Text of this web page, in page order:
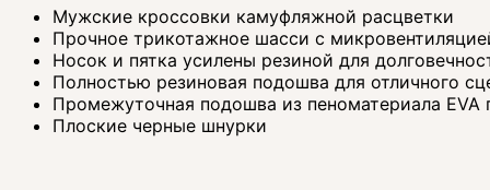
Мужские кроссовки камуфляжной расцветки
Прочное трикотажное шасси с
Носок и пятка усилены резиной для
Полностью резиновая подошва для отличного
Промежуточная подошва из пеноматериала
Плоские черные шнурки